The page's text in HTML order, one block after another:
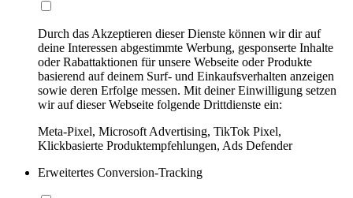
Durch das Akzeptieren dieser Dienste können wir dir auf
deine Interessen abgestimmte Werbung, gesponserte Inhalte
oder Rabattaktionen für unsere Webseite oder Produkte
basierend auf deinem Surf- und Einkaufsverhalten anzeigen
sowie deren Erfolge messen. Mit deiner Einwilligung setzen
wir auf dieser Webseite folgende Drittdienste ein:
Meta-Pixel, Microsoft Advertising, TikTok Pixel,
Klickbasierte Produktempfehlungen, Ads Defender
Erweitertes Conversion-Tracking